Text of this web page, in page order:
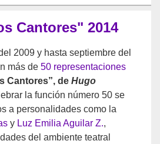
Cantores" 2014
2009 y hasta septiembre del
más de 50 representaciones
Cantores”, de Hugo
la función número 50 se
a personalidades como la
y Luz Emilia Aguilar Z.,
del ambiente teatral